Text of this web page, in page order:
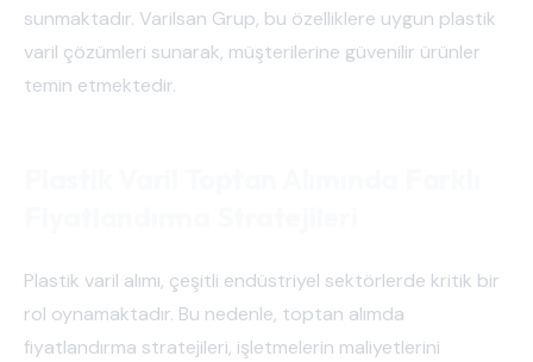
sunmaktadır. Varilsan Grup, bu özelliklere uygun plastik
varil çözümleri sunarak, müşterilerine güvenilir ürünler
temin etmektedir.
Plastik varil alımı, çeşitli endüstriyel sektörlerde kritik bir
rol oynamaktadır. Bu nedenle, toptan alımda
fiyatlandırma stratejileri, işletmelerin maliyetlerini